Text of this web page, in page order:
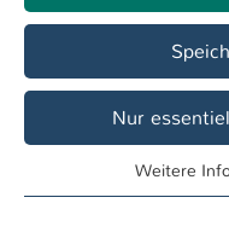
Nur
Essentielle Cookies
Weitere